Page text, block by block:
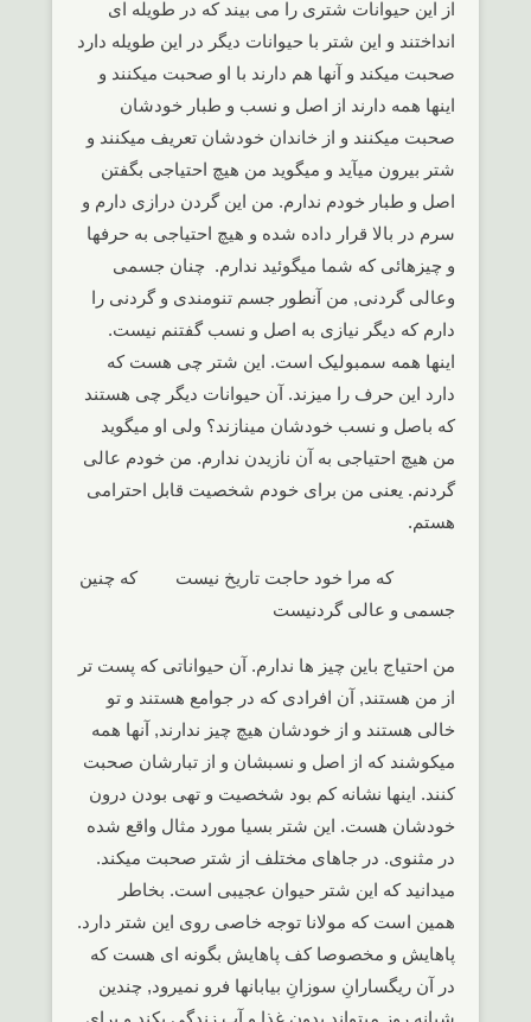
از این حیوانات شتری را می بیند که در طویله ای
انداختند و این شتر با حیوانات دیگر در این طویله دارد
صحبت میکند و آنها هم دارند با او صحبت میکنند و
اینها همه دارند از اصل و نسب و طبار خودشان
صحبت میکنند و از خاندان خودشان تعریف میکنند و
شتر بیرون میآید و میگوید من هیچ احتیاجی بگفتن
اصل و طبار خودم ندارم. من این گردن درازی دارم و
سرم در بالا قرار داده شده و هیچ احتیاجی به حرفها
و چیزهائی که شما میگوئید ندارم. چنان جسمی
وعالی گردنی, من آنطور جسم تنومندی و گردنی را
دارم که دیگر نیازی به اصل و نسب گفتنم نیست.
اینها همه سمبولیک است. این شتر چی هست که
دارد این حرف را میزند. آن حیوانات دیگر چی هستند
که باصل و نسب خودشان مینازند؟ ولی او میگوید
من هیچ احتیاجی به آن نازیدن ندارم. من خودم عالی
گردنم. یعنی من برای خودم شخصیت قابل احترامی
هستم.
که مرا خود حاجت تاریخ نیست که چنین
جسمی و عالی گردنیست
من احتیاج باین چیز ها ندارم. آن حیواناتی که پست تر
از من هستند, آن افرادی که در جوامع هستند و تو
خالی هستند و از خودشان هیچ چیز ندارند, آنها همه
میکوشند که از اصل و نسبشان و از تبارشان صحبت
کنند. اینها نشانه کم بود شخصیت و تهی بودن درون
خودشان هست. این شتر بسیا مورد مثال واقع شده
در مثنوی. در جاهای مختلف از شتر صحبت میکند.
میدانید که این شتر حیوان عجیبی است. بخاطر
همین است که مولانا توجه خاصی روی این شتر دارد.
پاهایش و مخصوصا کف پاهایش بگونه ای هست که
در آن ریگسارانِ سوزانِ بیابانها فرو نمیرود, چندین
شبانه روز میتواند بدون غذا و آب زندگی بکند و برای